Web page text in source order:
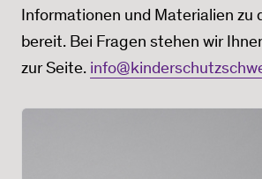
Informationen und Materialien zu
bereit. Bei Fragen stehen wir
zur Seite.